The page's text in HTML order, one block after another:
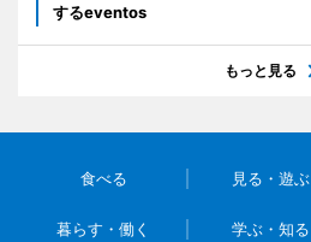
するeventos
もっと見る
食べる 見る・遊ぶ
暮らす・働く 学ぶ・知る